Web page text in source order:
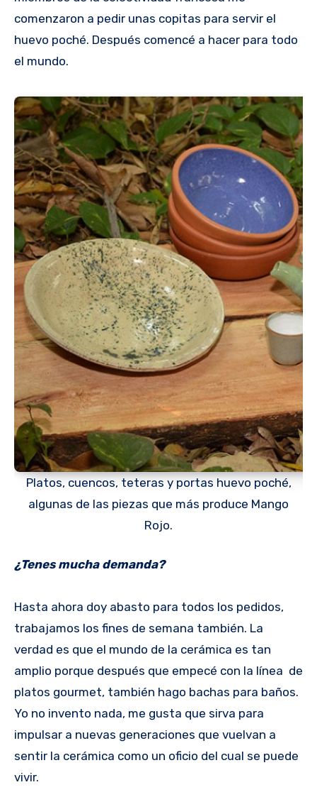
comenzaron a pedir unas copitas para servir el
huevo poché. Después comencé a hacer para todo
el mundo.
Platos, cuencos, teteras y portas huevo poché,
algunas de las piezas que más produce Mango
Rojo.
¿Tenes mucha demanda?
Hasta ahora doy abasto para todos los pedidos,
trabajamos los fines de semana también. La
verdad es que el mundo de la cerámica es tan
amplio porque después que empecé con la línea de
platos gourmet, también hago bachas para baños.
Yo no invento nada, me gusta que sirva para
impulsar a nuevas generaciones que vuelvan a
sentir la cerámica como un oficio del cual se puede
vivir.